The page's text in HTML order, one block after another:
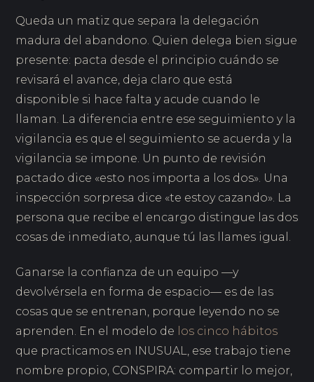
Queda un matiz que separa la delegación
madura del abandono. Quien delega bien sigue
presente: pacta desde el principio cuándo se
revisará el avance, deja claro que está
disponible si hace falta y acude cuando le
llaman. La diferencia entre ese seguimiento y la
vigilancia es que el seguimiento se acuerda y la
vigilancia se impone. Un punto de revisión
pactado dice «esto nos importa a los dos». Una
inspección sorpresa dice «te estoy cazando». La
persona que recibe el encargo distingue las dos
cosas de inmediato, aunque tú las llames igual.
Ganarse la confianza de un equipo —y
devolvérsela en forma de espacio— es de las
cosas que se entrenan, porque leyendo no se
aprenden. En el modelo de los cinco hábitos
que practicamos en INUSUAL, ese trabajo tiene
nombre propio, CONSPIRA: compartir lo mejor,